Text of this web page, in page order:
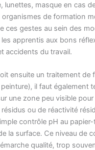
lunettes, masque en cas
organismes de formation
ces gestes au sein des
apprentis aux bons
accidents du travail.
ensuite un traitement de
peinture), il faut également
une zone peu visible pour
résidus ou de réactivité
contrôle pH au
la surface. Ce niveau de
qualité, trop